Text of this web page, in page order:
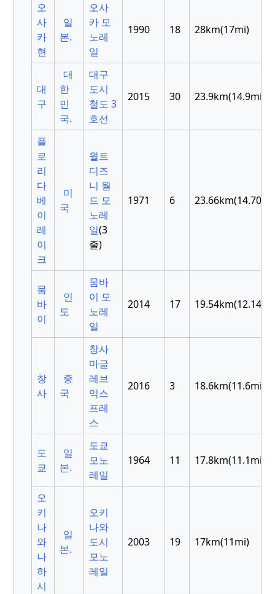
오
사
카
현
일
본.
오사
카 모
노레
일
1990 18 28km(17mi)
대
구
대
한
민
국.
대구
도시
철도 3
호선
2015 30 23.9km(14.9mi)
플
로
리
다
베
이
레
이
크
미
국
월트
디즈
니 월
드 모
노레
일(3
줄)
1971 6
뭄
바
이
인
도
뭄바
이 모
노레
일
2014 17
창
사
중
국
창사
마글
레브
익스
프레
스
2016 3 18.6km(11.6mi)
도
쿄
일
본.
도쿄
모노
레일
1964 11 17.8km(11.1mi)
오
키
나
와
나
하
시
일
본.
오키
나와
도시
모노
레일
2003 19 17km(11mi)